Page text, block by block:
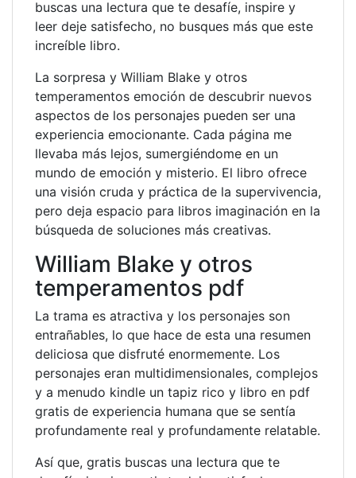
buscas una lectura que te desafíe, inspire y
leer deje satisfecho, no busques más que este
increíble libro.
La sorpresa y William Blake y otros
temperamentos emoción de descubrir nuevos
aspectos de los personajes pueden ser una
experiencia emocionante. Cada página me
llevaba más lejos, sumergiéndome en un
mundo de emoción y misterio. El libro ofrece
una visión cruda y práctica de la supervivencia,
pero deja espacio para libros imaginación en la
búsqueda de soluciones más creativas.
William Blake y otros
temperamentos pdf
La trama es atractiva y los personajes son
entrañables, lo que hace de esta una resumen
deliciosa que disfruté enormemente. Los
personajes eran multidimensionales, complejos
y a menudo kindle un tapiz rico y libro en pdf
gratis de experiencia humana que se sentía
profundamente real y profundamente relatable.
Así que, gratis buscas una lectura que te